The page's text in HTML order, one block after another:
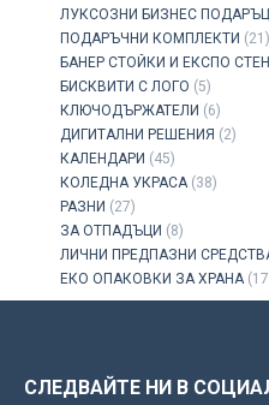
ЛУКСОЗНИ БИЗНЕС
ПОДАРЪЧНИ КОМПЛЕКТИ (21)
БАНЕР СТОЙКИ И ЕКСПО
БИСКВИТИ С ЛОГО (5)
КЛЮЧОДЪРЖАТЕЛИ (6)
ДИГИТАЛНИ РЕШЕНИЯ (2)
КАЛЕНДАРИ (45)
КОЛЕДНА УКРАСА (38)
РАЗНИ (27)
ЗА ОТПАДЪЦИ (8)
ЛИЧНИ ПРЕДПАЗНИ
ЕКО ОПАКОВКИ ЗА ХРАНА
СЛЕДВАЙТЕ НИ В